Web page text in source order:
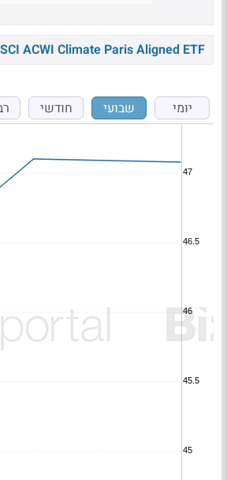
ACWI Climate Paris Aligned ETF
יומי שבועי חודשי